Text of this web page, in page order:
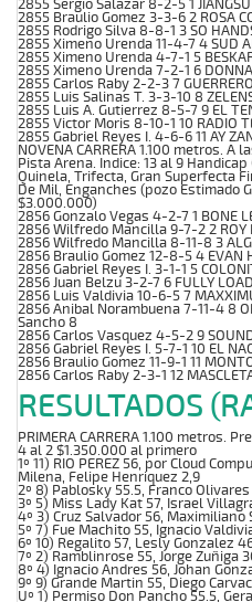
2855 Sergio Salazar 8-2-5 1
2855 Braulio Gomez 3-3-6 2 ROSA
2855 Rodrigo Silva 8-8-1 3 SO
2855 Ximeno Urenda 11-4-7 4 SUD
2855 Ximeno Urenda 4-7-1 5
2855 Ximeno Urenda 7-2-1 6
2855 Carlos Raby 2-2-3 7
2855 Luis Salinas T. 3-3-10 8
2855 Luis A. Gutierrez 8-5-7 9 EL
2855 Victor Moris 8-10-1 10 RADIO
2855 Gabriel Reyes I. 4-6-6 11 AY
NOVENA CARRERA 1.100 metros. A
Pista Arena. Indice: 13 al 9
Quinela, Trifecta, Gran Superfecta
De Mil, Enganches (pozo Estimado
$3.000.000)
2856 Gonzalo Vegas 4-2-7 1 BONE
2856 Wilfredo Mancilla 9-7-2 2 ROY
2856 Wilfredo Mancilla 8-11-8 3
2856 Braulio Gomez 12-8-5 4 EVAN
2856 Gabriel Reyes I. 3-1-1 5
2856 Juan Belzu 3-2-7 6 FULLY
2856 Luis Valdivia 10-6-5 7
2856 Anibal Norambuena 7-11-4 8
Sancho 8
2856 Carlos Vasquez 4-5-2 9
2856 Gabriel Reyes I. 5-7-1 10 EL
2856 Braulio Gomez 11-9-1 11
2856 Carlos Raby 2-3-1 12
RESULTADOS
PRIMERA CARRERA 1.100 metros.
4 al 2 $1.350.000 al primero
1º 11) RIO PEREZ 56, por Cloud
Milena, Felipe Henriquez 2,9
2º 8) Pablosky 55.5, Franco Olivares
3º 5) Miss Lady Kat 57, Israel
4º 3) Cruz Salvador 56, Maximiliano
5º 7) Fue Machito 55, Ignacio
6º 10) Regalito 57, Lesly Gonzalez
7º 2) Ramblinrose 55, Jorge Zuñiga
8º 4) Ignacio Andres 56, Johan
9º 9) Grande Martin 55, Diego
Uº 1) Permiso Don Pancho 55.5,